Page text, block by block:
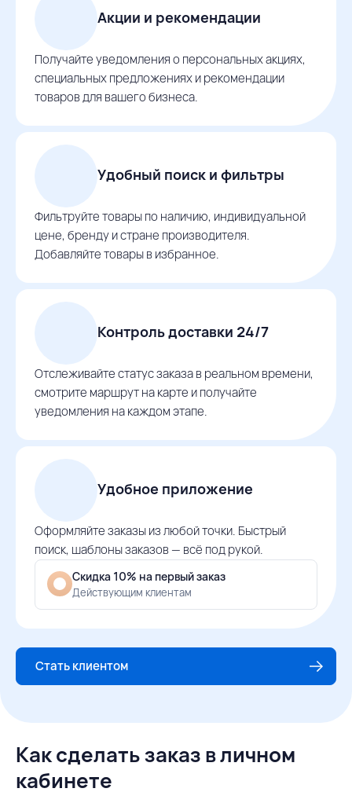
Акции и рекомендации
Получайте уведомления о персональных акциях,
специальных предложениях и рекомендации
товаров для вашего бизнеса.
Удобный поиск и фильтры
Фильтруйте товары по наличию, индивидуальной
цене, бренду и стране производителя.
Добавляйте товары в избранное.
Контроль доставки 24/7
Отслеживайте статус заказа в реальном времени,
смотрите маршрут на карте и получайте
уведомления на каждом этапе.
Удобное приложение
Оформляйте заказы из любой точки. Быстрый
поиск, шаблоны заказов — всё под рукой.
Скидка 10% на первый заказ
Действующим клиентам
Стать клиентом
Как сделать заказ в личном
кабинете